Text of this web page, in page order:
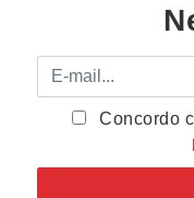
E-mail
Concordo